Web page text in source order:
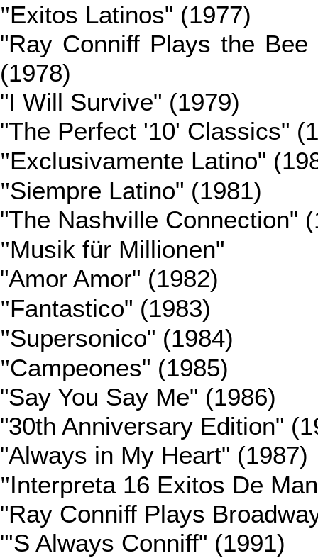
"Exitos Latinos" (1977)
"Ray Conniff Plays the
(1978)
"I Will Survive" (1979)
"The Perfect '10' Classics"
"Exclusivamente Latino"
"Siempre Latino" (1981)
"The Nashville Connection"
"Musik für Millionen"
"Amor Amor" (1982)
"Fantastico" (1983)
"Supersonico" (1984)
"Campeones" (1985)
"Say You Say Me" (1986)
"30th Anniversary Edition"
"Always in My Heart" (1987)
"Interpreta 16 Exitos De
"Ray Conniff Plays
"'S Always Conniff" (1991)